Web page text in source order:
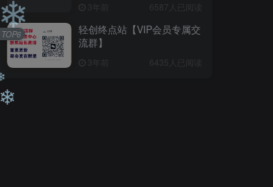
3年前 6587人已阅读
轻创终点站【VIP会员专属交
流群】
3年前 6435人已阅读
TOP6
❄
❄